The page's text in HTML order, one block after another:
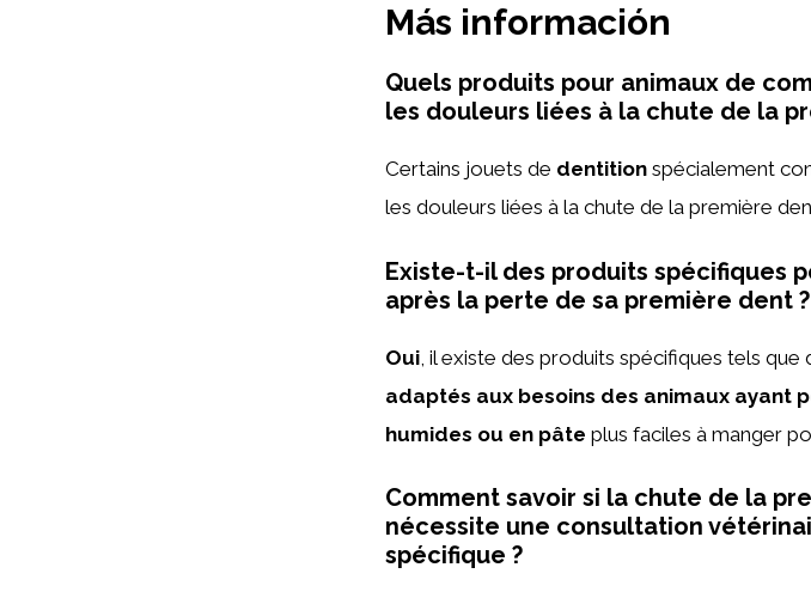
Más información
Quels produits pour animaux de
les douleurs liées à la chute de la
Certains jouets de dentition spécialement
les douleurs liées à la chute de la première
Existe-t-il des produits spécifiques
après la perte de sa première dent ?
Oui , il existe des produits spécifiques tels
adaptés aux besoins des animaux ayant
humides ou en pâte plus faciles à manger
Comment savoir si la chute de la
nécessite une consultation
spécifique ?